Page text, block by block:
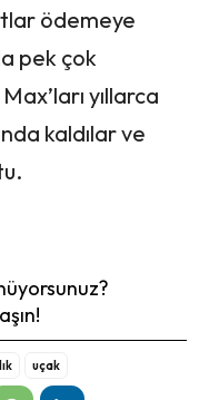
ödemeye
pek çok
yıllarca
kaldılar ve
uçak